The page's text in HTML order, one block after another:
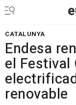
CATALUNYA
Endesa
el Festival
renovable